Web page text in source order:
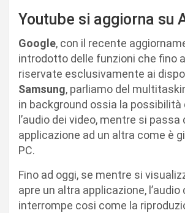
Youtube si aggiorna su
Google, con il recente
introdotto delle funzioni che fino
riservate esclusivamente ai
Samsung, parliamo del
in background ossia la possibilità
l’audio dei video, mentre si passa
applicazione ad un altra come è
PC.
Fino ad oggi, se mentre si
apre un altra applicazione, l’audio
interrompe cosi come la